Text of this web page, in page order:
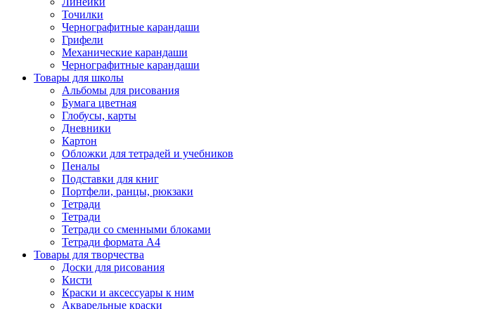
Точилки
Чернографитные карандаши
Грифели
Механические карандаши
Чернографитные карандаши
Товары для школы
Альбомы для рисования
Бумага цветная
Глобусы, карты
Дневники
Картон
Обложки для тетрадей и учебников
Пеналы
Подставки для книг
Портфели, ранцы, рюкзаки
Тетради
Тетради
Тетради со сменными блоками
Тетради формата А4
Товары для творчества
Доски для рисования
Кисти
Краски и аксессуары к ним
Акварельные краски